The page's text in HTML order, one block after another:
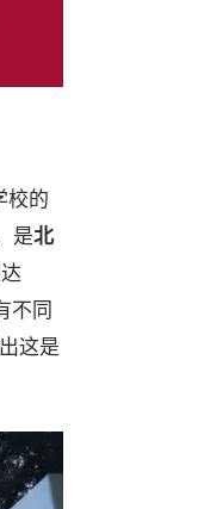
校的
是北
不同
这是